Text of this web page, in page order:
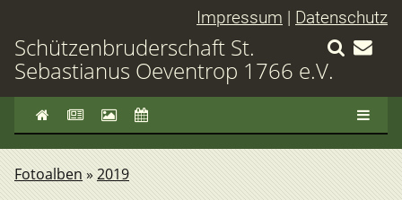
Impressum | Datenschutz
Schützenbruderschaft St.
Sebastianus Oeventrop 1766 e.V.
Fotoalben » 2019